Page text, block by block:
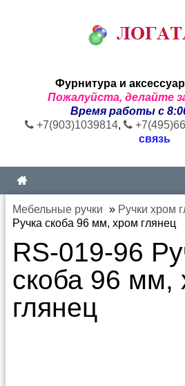
Фурнитура и
Пожалуйста, делайте
Время работы с
+7(903)1039814,
связь
Мебельные ручки » Ручки хром
Ручка скоба 96 мм, хром глянец
RS-019-96
скоба 96 мм,
глянец